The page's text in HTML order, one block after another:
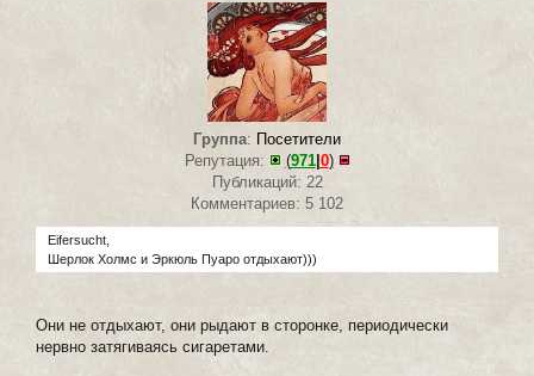
Группа: Посетители
Репутация:
(971| 0)
Публикаций: 22
Комментариев: 5 102
Eifersucht,
Шерлок Холмс и Эркюль Пуаро отдыхают)))
Они не отдыхают, они рыдают в сторонке, периодически
нервно затягиваясь сигаретами.